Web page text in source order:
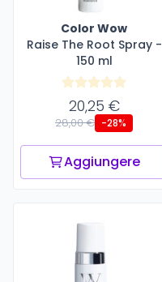
Color Wow
Raise The Root Spray -
150 ml
20,25 €
28,00 € -28%
Aggiungere